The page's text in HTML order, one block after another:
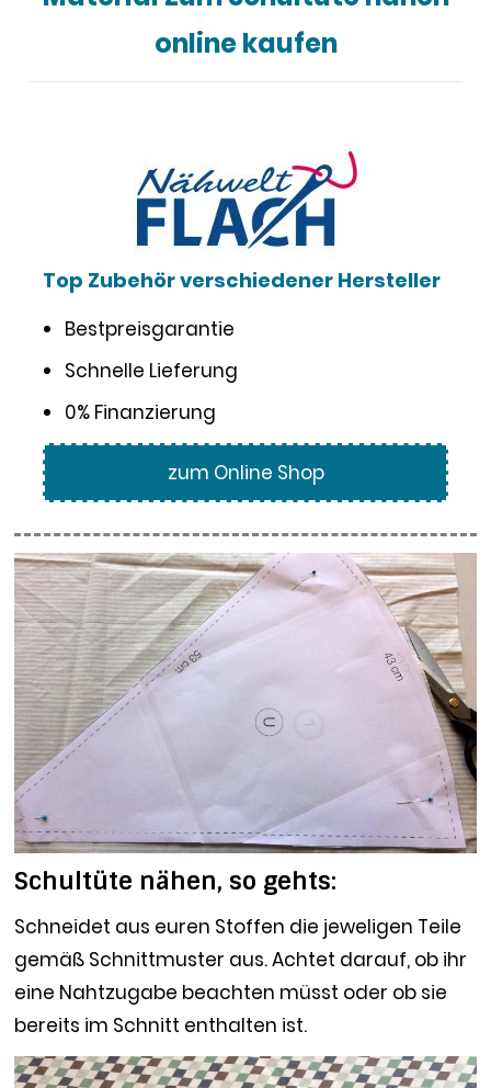
online kaufen
Top Zubehör verschiedener Hersteller
Bestpreisgarantie
Schnelle Lieferung
0% Finanzierung
zum Online Shop
Schultüte nähen, so gehts:
Schneidet aus euren Stoffen die jeweligen Teile
gemäß Schnittmuster aus. Achtet darauf, ob ihr
eine Nahtzugabe beachten müsst oder ob sie
bereits im Schnitt enthalten ist.